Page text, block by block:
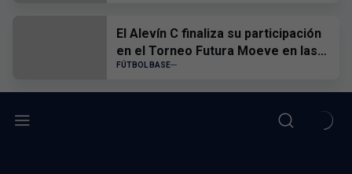
El Alevín C finaliza su participación
en el Torneo Futura Moeve en las
semifinales
FÚTBOL BASE